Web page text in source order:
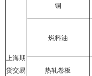
上海期
货交易
铜
燃料油
热轧卷板